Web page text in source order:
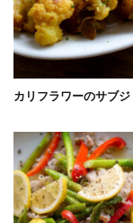
カリフラワーのサブジ